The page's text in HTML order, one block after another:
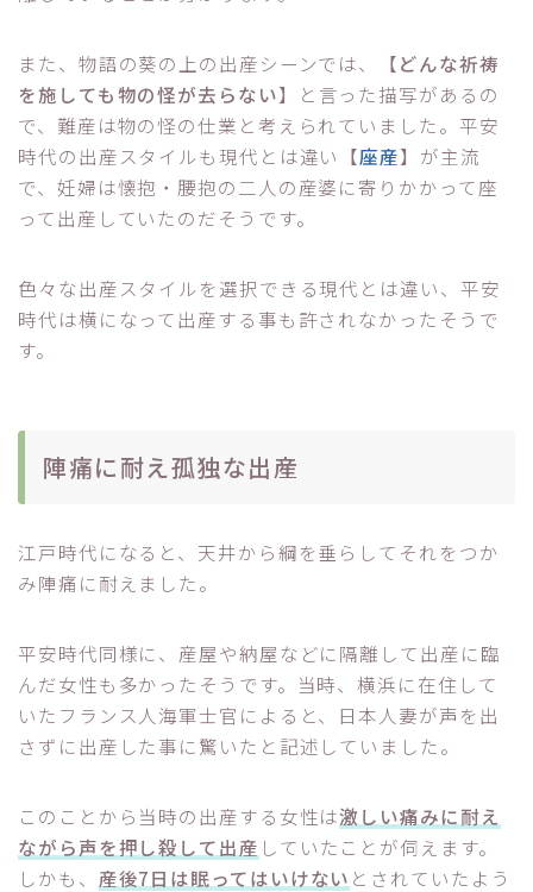
また、物語の葵の上の出産シーンでは、【どんな祈祷
を施しても物の怪が去らない】と言った描写があるの
で、難産は物の怪の仕業と考えられていました。平安
時代の出産スタイルも現代とは違い【座産】が主流
で、妊婦は懐抱・腰抱の二人の産婆に寄りかかって座
って出産していたのだそうです。
色々な出産スタイルを選択できる現代とは違い、平安
時代は横になって出産する事も許されなかったそうで
す。
陣痛に耐え孤独な出産
江戸時代になると、天井から綱を垂らしてそれをつか
み陣痛に耐えました。
平安時代同様に、産屋や納屋などに隔離して出産に臨
んだ女性も多かったそうです。当時、横浜に在住して
いたフランス人海軍士官によると、日本人妻が声を出
さずに出産した事に驚いたと記述していました。
このことから当時の出産する女性は激しい痛みに耐え
ながら声を押し殺して出産 していたことが伺えます。
しかも、 産後7日は眠ってはいけない とされていたよう